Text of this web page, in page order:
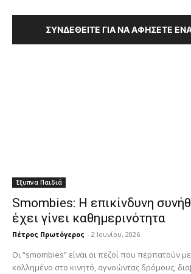
ΣΥΝΔΕΘΕΊΤΕ ΓΙΑ ΝΑ ΑΦΉΣΕΤΕ
Έξυπνα Παιδιά
Smombies: Η επικίνδυνη
έχει γίνει καθημερινότητα
Πέτρος Πρωτόγερος - 2 Ιουνίου, 2026
Οι “smombies” είναι οι πεζοί που περπατούν
κολλημένο στο κινητό, αγνοώντας δρόμους,